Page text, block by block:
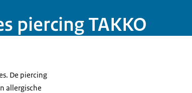
piercing TAKKO
De piercing
allergische